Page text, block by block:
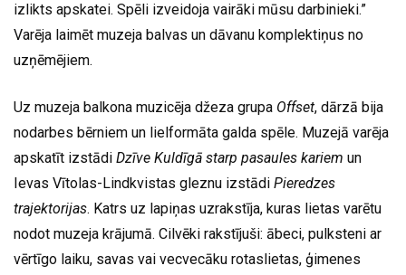
izlikts apskatei. Spēli izveidoja vairāki mūsu darbinieki.”
Varēja laimēt muzeja balvas un dāvanu komplektiņus no
uzņēmējiem.
Uz muzeja balkona muzicēja džeza grupa Offset, dārzā bija
nodarbes bērniem un lielformāta galda spēle. Muzejā varēja
apskatīt izstādi Dzīve Kuldīgā starp pasaules kariem un
Ievas Vītolas-Lindkvistas gleznu izstādi Pieredzes
trajektorijas. Katrs uz lapiņas uzrakstīja, kuras lietas varētu
nodot muzeja krājumā. Cilvēki rakstījuši: ābeci, pulksteni ar
vērtīgo laiku, savas vai vecvecāku rotaslietas, ģimenes